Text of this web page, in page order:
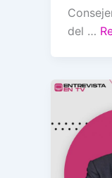
del …